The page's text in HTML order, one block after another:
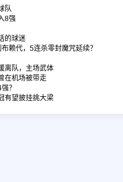
队
8强
的球迷
赖代，5连杀零封魔咒延续？
离队，主场武体
在机场被带走
？
有望披挂挑大梁